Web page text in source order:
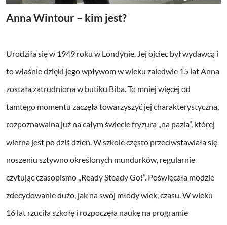
Anna Wintour – kim jest?
Urodziła się w 1949 roku w Londynie. Jej ojciec był wydawcą i
to właśnie dzięki jego wpływom w wieku zaledwie 15 lat Anna
została zatrudniona w butiku Biba. To mniej więcej od
tamtego momentu zaczęła towarzyszyć jej charakterystyczna,
rozpoznawalna już na całym świecie fryzura „na pazia”, której
wierna jest po dziś dzień. W szkole często przeciwstawiała się
noszeniu sztywno określonych mundurków, regularnie
czytując czasopismo „Ready Steady Go!”. Poświęcała modzie
zdecydowanie dużo, jak na swój młody wiek, czasu. W wieku
16 lat rzuciła szkołę i rozpoczęła naukę na programie